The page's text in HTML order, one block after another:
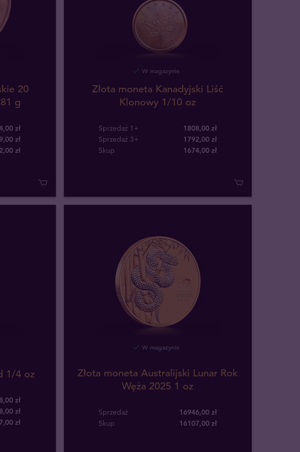
20
g
zł
zł
,00 zł
W magazynie
Złota moneta Kanadyjski Liść
Klonowy 1/10 oz
Sprzedaż 1+
1808,00 zł
Sprzedaż 3+
1792,00 zł
Skup
1674,00 zł
1/4 oz
zł
zł
,00 zł
W magazynie
Złota moneta Australijski Lunar Rok
Węża 2025 1 oz
Sprzedaż
16946,00 zł
Skup
16107,00 zł